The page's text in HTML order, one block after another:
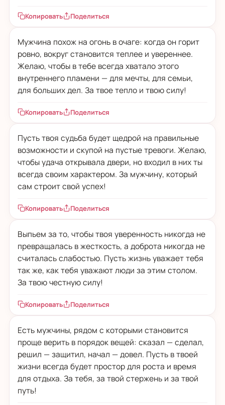
Копировать Поделиться
Мужчина похож на огонь в очаге: когда он горит
ровно, вокруг становится теплее и увереннее.
Желаю, чтобы в тебе всегда хватало этого
внутреннего пламени — для мечты, для семьи,
для больших дел. За твое тепло и твою силу!
Копировать Поделиться
Пусть твоя судьба будет щедрой на правильные
возможности и скупой на пустые тревоги. Желаю,
чтобы удача открывала двери, но входил в них ты
всегда своим характером. За мужчину, который
сам строит свой успех!
Копировать Поделиться
Выпьем за то, чтобы твоя уверенность никогда не
превращалась в жесткость, а доброта никогда не
считалась слабостью. Пусть жизнь уважает тебя
так же, как тебя уважают люди за этим столом.
За твою честную силу!
Копировать Поделиться
Есть мужчины, рядом с которыми становится
проще верить в порядок вещей: сказал — сделал,
решил — защитил, начал — довел. Пусть в твоей
жизни всегда будет простор для роста и время
для отдыха. За тебя, за твой стержень и за твой
путь!